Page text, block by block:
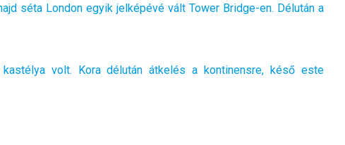
séta London egyik jelképévé vált Tower Bridge-en. Délután a
volt. Kora délután átkelés a kontinensre, késő este